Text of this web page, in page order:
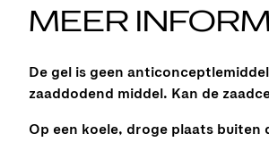
MEER
De gel is geen
zaaddodend middel. Kan de
Op een koele, droge plaats buiten